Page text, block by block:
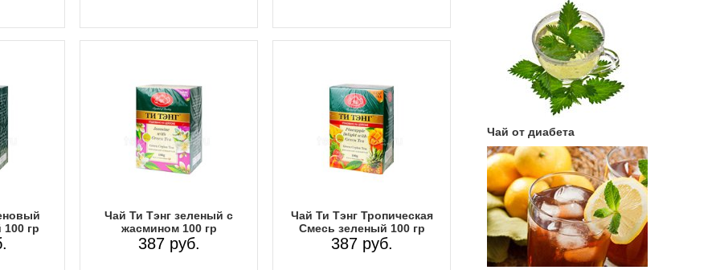
гр
Чай Ти Тэнг зеленый с
жасмином 100 гр
387 руб.
Чай Ти Тэнг Тропическая
Смесь зеленый 100 гр
387 руб.
Чай от диабета